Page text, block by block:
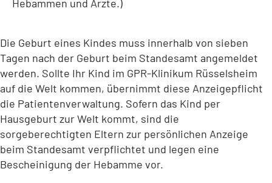
Hebammen und Ärzte.)
Die Geburt eines Kindes muss innerhalb von sieben
Tagen nach der Geburt beim Standesamt angemeldet
werden. Sollte Ihr Kind im GPR-Klinikum Rüsselsheim
auf die Welt kommen, übernimmt diese Anzeigepflicht
die Patientenverwaltung. Sofern das Kind per
Hausgeburt zur Welt kommt, sind die
sorgeberechtigten Eltern zur persönlichen Anzeige
beim Standesamt verpflichtet und legen eine
Bescheinigung der Hebamme vor.